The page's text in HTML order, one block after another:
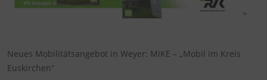
Neues Mobilitätsangebot in Weyer: MiKE – „Mobil im Kreis
Euskirchen“